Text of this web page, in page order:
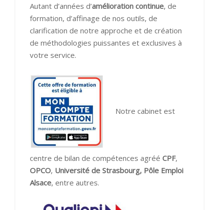
Autant d’années d’amélioration continue, de
formation, d’affinage de nos outils, de
clarification de notre approche et de création
de méthodologies puissantes et exclusives à
votre service.
Notre cabinet est
centre de bilan de compétences agréé CPF,
OPCO, Université de Strasbourg, Pôle Emploi
Alsace, entre autres.